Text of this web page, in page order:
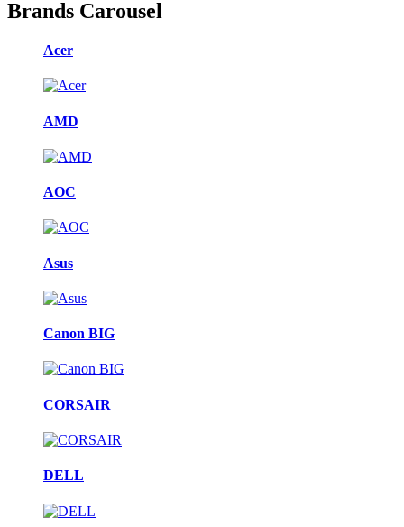
Brands Carousel
Acer
AMD
AOC
Asus
Canon BIG
CORSAIR
DELL